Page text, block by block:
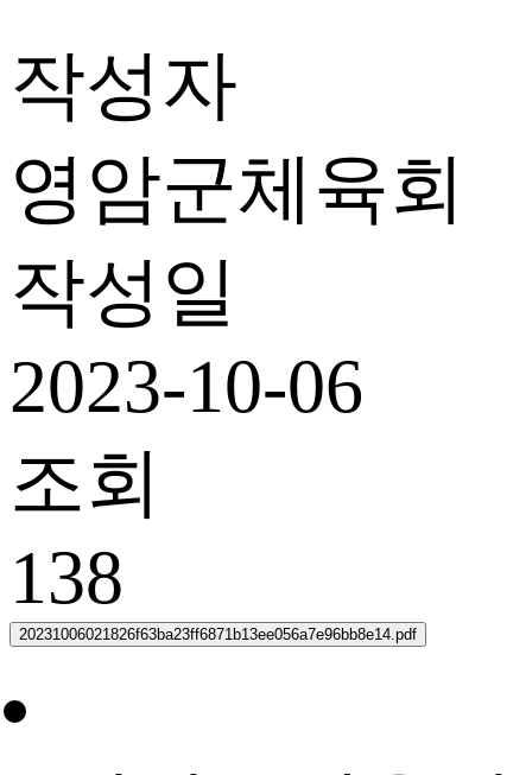
작성자
영암군체육회
작성일
2023-10-06
조회
138
20231006021826f63ba23ff6871b13ee056a7e96bb8e14.pdf